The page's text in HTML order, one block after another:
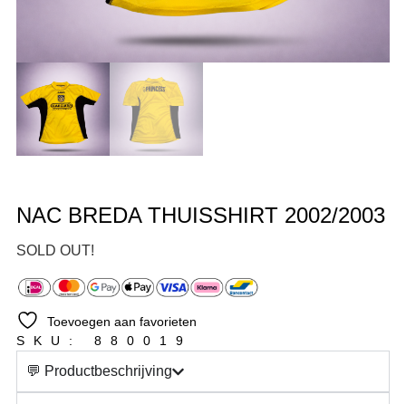
NAC BREDA THUISSHIRT 2002/2003
SOLD OUT!
Toevoegen aan favorieten
SKU: 880019
💬 Productbeschrijving